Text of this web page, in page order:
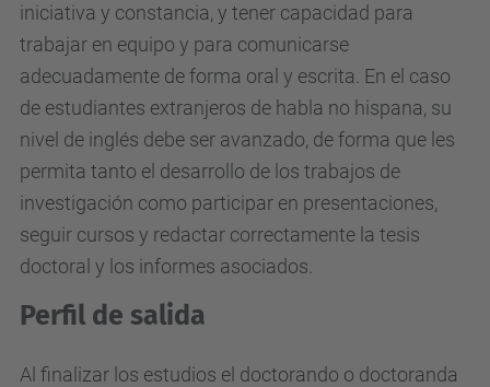
iniciativa y constancia, y tener capacidad para
trabajar en equipo y para comunicarse
adecuadamente de forma oral y escrita. En el caso
de estudiantes extranjeros de habla no hispana, su
nivel de inglés debe ser avanzado, de forma que les
permita tanto el desarrollo de los trabajos de
investigación como participar en presentaciones,
seguir cursos y redactar correctamente la tesis
doctoral y los informes asociados.
Perfil de salida
Al finalizar los estudios el doctorando o doctoranda